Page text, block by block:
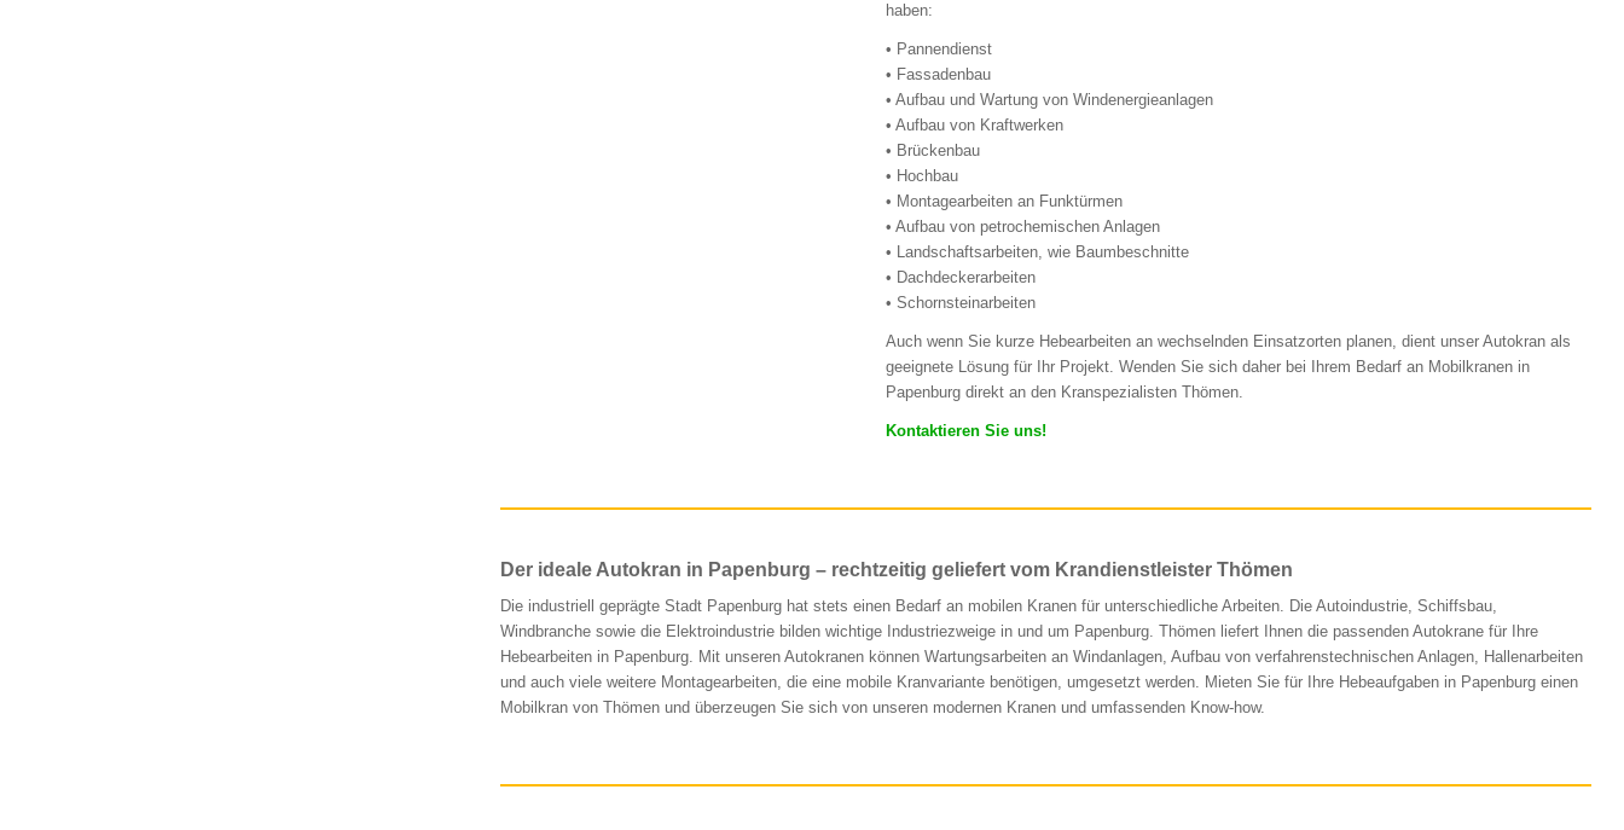
haben:
• Pannendienst
• Fassadenbau
• Aufbau und Wartung von Windenergieanlagen
• Aufbau von Kraftwerken
• Brückenbau
• Hochbau
• Montagearbeiten an Funktürmen
• Aufbau von petrochemischen Anlagen
• Landschaftsarbeiten, wie Baumbeschnitte
• Dachdeckerarbeiten
• Schornsteinarbeiten
Auch wenn Sie kurze Hebearbeiten an wechselnden Einsatzorten planen, dient unser Autokran als
geeignete Lösung für Ihr Projekt. Wenden Sie sich daher bei Ihrem Bedarf an Mobilkranen in
Papenburg direkt an den Kranspezialisten Thömen.
Kontaktieren Sie uns!
Der ideale Autokran in Papenburg – rechtzeitig geliefert vom Krandienstleister Thömen
Die industriell geprägte Stadt Papenburg hat stets einen Bedarf an mobilen Kranen für unterschiedliche Arbeiten. Die Autoindustrie, Schiffsbau,
Windbranche sowie die Elektroindustrie bilden wichtige Industriezweige in und um Papenburg. Thömen liefert Ihnen die passenden Autokrane für Ihre
Hebearbeiten in Papenburg. Mit unseren Autokranen können Wartungsarbeiten an Windanlagen, Aufbau von verfahrenstechnischen Anlagen, Hallenarbeiten
und auch viele weitere Montagearbeiten, die eine mobile Kranvariante benötigen, umgesetzt werden. Mieten Sie für Ihre Hebeaufgaben in Papenburg einen
Mobilkran von Thömen und überzeugen Sie sich von unseren modernen Kranen und umfassenden Know-how.